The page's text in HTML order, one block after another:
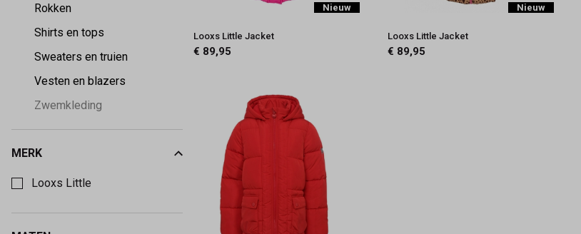
Rokken
Shirts en tops
Sweaters en truien
Vesten en blazers
Zwemkleding
MERK
Looxs Little
Nieuw
Looxs Little Jacket
€ 89,95
Nieuw
Looxs Little Jacket
€ 89,95